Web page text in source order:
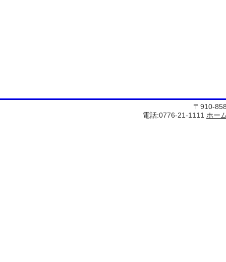
〒910-
電話:0776-21-1111 ホー